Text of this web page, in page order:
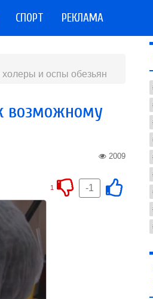
СПОРТ РЕКЛАМА
и оспы обезьян
возможному
2009
-1
1